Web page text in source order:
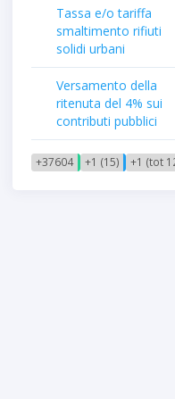
Tassa e/o tariffa
smaltimento rifiuti
solidi urbani
Versamento della
ritenuta del 4% sui
contributi pubblici
+37604 +1 (15) +1 (tot